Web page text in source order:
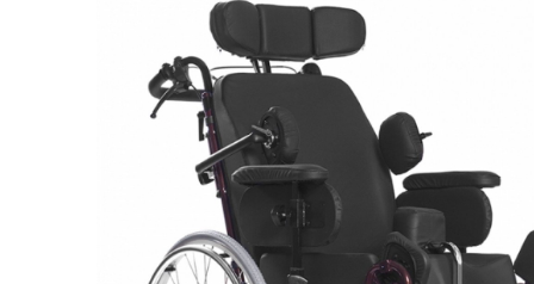
Респираторное оборудование
Подъёмники для инвалидов